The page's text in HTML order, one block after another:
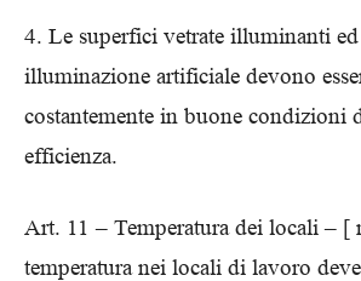
4. Le superfici vetrate illuminanti
illuminazione artificiale devono
costantemente in buone condizioni
efficienza.
Art. 11 – Temperatura dei locali – [
temperatura nei locali di lavoro deve